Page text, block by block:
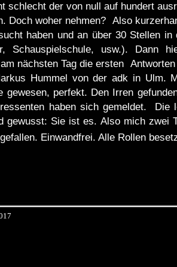
schlecht der von null auf hundert
Doch woher nehmen? Also
haben und an über 30 Stellen
Schauspielschule, usw.). Dann
nächsten Tag die ersten
Hummel von der adk in Ulm.
gewesen, perfekt. Den Irren
haben sich gemeldet. Die
gewusst: Sie ist es. Also mich zwei
Einwandfrei. Alle Rollen